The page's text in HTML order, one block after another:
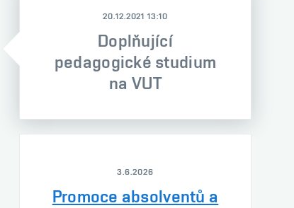
20.12.2021 13:10
Doplňující
pedagogické studium
na VUT
3.6.2026
Promoce absolventů a